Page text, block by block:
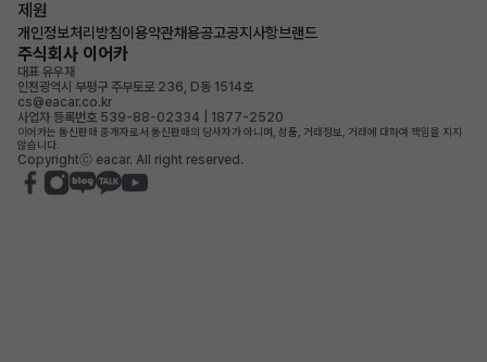
제원
개인정보처리방침이용약관채용공고공지사항브랜드
주식회사 이어카
대표 유우재
인천광역시 부평구 주부토로 236, D동 1514호
cs@eacar.co.kr
사업자 등록번호 539-88-02334 | 1877-2520
이어카는 통신판매 중개자로서 통신판매의 당사자가 아니며, 상품, 거래정보, 거래에 대하여 책임을 지지
않습니다.
Copyrightⓒ eacar. All right reserved.